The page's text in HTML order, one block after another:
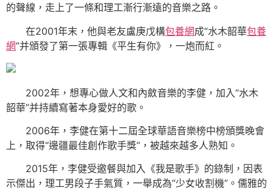
的聲線，走上了一條和理工漸行漸遠的音樂之路。
在2001年末，他與老友盧庚戊構包養網成“水木韶華包養
網”并頒發了第一張專輯《平生有你》，一炮而紅。
2002年，想專心做人文和內斂音樂的李健，加入“水木
韶華”并持續寫著本身愛好的歌。
2006年，李健在第十二屆全球華語音樂榜中榜頒獎晚會
上，取得“邊疆最佳創作歌手獎”，被越來越多人熟知。
2015年，李健受邀餐與加入《我是歌手》的錄制，因表
示傑出，理工男段子手氣質，一舉成為“少女收割機”。儒雅的